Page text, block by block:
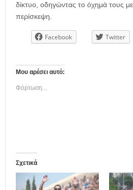
δίκτυο, οδηγώντας το όχημά τους
περίσκεψη.
Facebook Twitter
Μου αρέσει αυτό:
Φόρτωση...
Σχετικά